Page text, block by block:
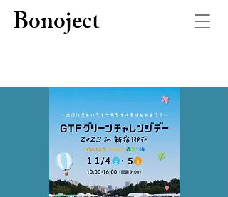
Bonoject